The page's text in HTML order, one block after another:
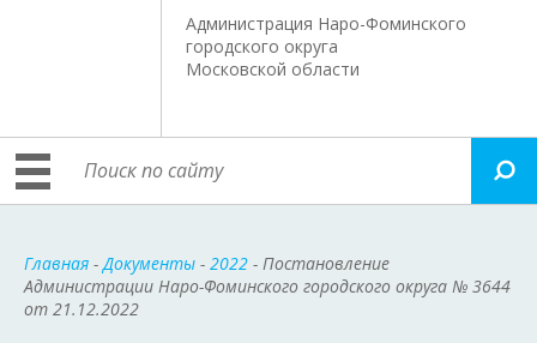
Администрация Наро-Фоминского
городского округа
Московской области
Главная -Документы - 2022 - Постановление
Администрации Наро-Фоминского городского округа № 3644
от 21.12.2022